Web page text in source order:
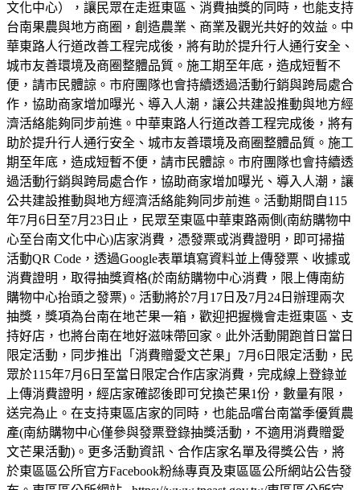
文化中心），讓民眾在走逛東區、消費抽獎的同時，也能支持
台南果農與地方商圈，創造農業、商業及觀光共好的效益。中
華東路人行道改善工程完成後，將有助於提升行人通行安全、
城市友善環境及商圈整體品質。施工期至年底，造成短暫不
便，請市民體諒。市府團隊也會持續透過活動行銷與跨局處合
作，協助商家增加曝光、導入人潮，讓公共建設推動與地方經
濟活絡能夠同步前進。中華東路人行道改善工程完成後，將有
助於提升行人通行安全、城市友善環境及商圈整體品質。施工
期至年底，造成短暫不便，請市民體諒。市府團隊也會持續透
過活動行銷與跨局處合作，協助商家增加曝光、導入人潮，讓
公共建設推動與地方經濟活絡能夠同步前進。活動期間自115
年7月6日至7月23日止，民眾至東區中華東路兩側(南紡購物中
心至台南文化中心)店家消費，憑發票或消費證明，即可掃描
活動QR Code，透過Google表單填寫資料並上傳發票、收據或
消費證明，取得抽獎資格(於南紡購物中心消費，限上傳南紡
購物中心抬頭之發票)。活動將於7月17日及7月24日辦理兩次
抽獎，獎項為台南在地芒果一箱，歡迎把握機會走逛東區、支
持好店，也將台南在地好滋味帶回家。此外活動開跑首日當日
限定活動，同步推出「消費贈愛文芒果」7月6日限定活動，民
眾於115年7月6日至當日限定合作店家消費，完成線上登錄並
上傳消費證明，經店家確認後即可兌換芒果1份，數量有限，
送完為止。在支持東區店家的同時，也能品嚐台南當季優質農
產(南紡購物中心僅參與發票登錄抽獎活動，不適用消費贈愛
文芒果活動)。更多活動資訊、合作店家名單及得獎公告，將
於東區區公所官方Facebook粉絲專頁及東區區公所網站公告發